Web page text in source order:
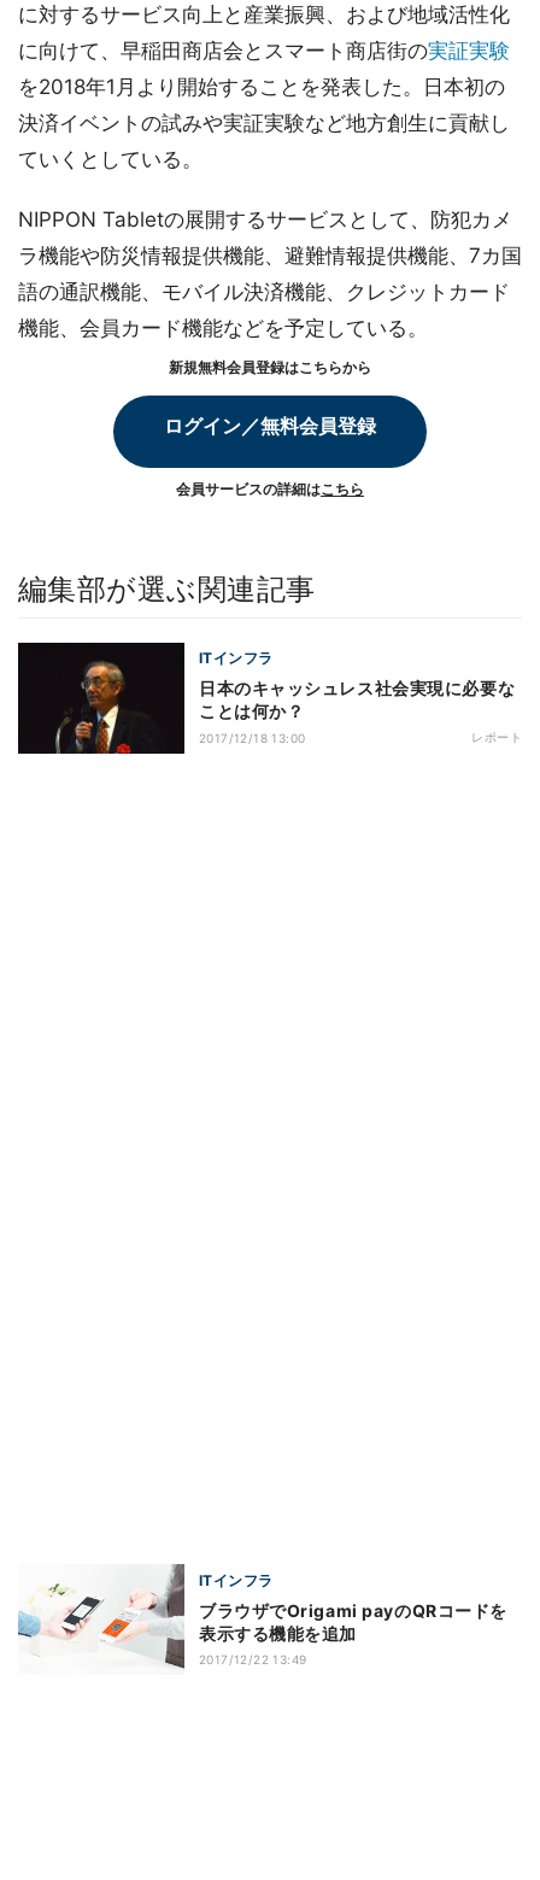
に対するサービス向上と産業振興、および地域活性化
に向けて、早稲田商店会とスマート商店街の実証実験
を2018年1月より開始することを発表した。日本初の
決済イベントの試みや実証実験など地方創生に貢献し
ていくとしている。
NIPPON Tabletの展開するサービスとして、防犯カメ
ラ機能や防災情報提供機能、避難情報提供機能、7カ国
語の通訳機能、モバイル決済機能、クレジットカード
機能、会員カード機能などを予定している。
新規無料会員登録はこちらから
ログイン／無料会員登録
会員サービスの詳細はこちら
編集部が選ぶ関連記事
ITインフラ
日本のキャッシュレス社会実現に必要な
ことは何か？
2017/12/18 13:00 レポート
ITインフラ
ブラウザでOrigami payのQRコードを
表示する機能を追加
2017/12/22 13:49